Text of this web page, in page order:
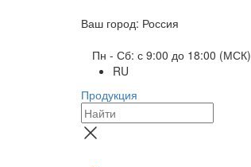
Ваш город: Россия
Пн - Сб: с 9:00 до 18:00 (МСК)
RU
Продукция